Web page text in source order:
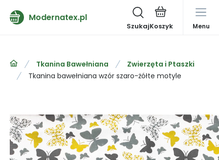
Modernatex.pl
Szukaj Menu
Tkanina Bawełniana
Zwierzęta i Ptaszki
Tkanina bawełniana wzór szaro-żółte motyle